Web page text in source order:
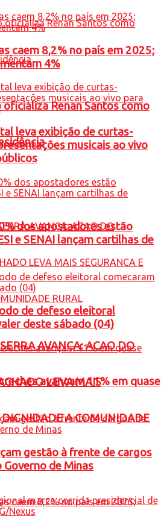
Renan Santos como
AVANÇA: ACAO DO
LEVA MAIS
DIGNIDADE A COMUNIDADE
caem 8,2% no país em 2025;
4%
leva exibição de curtas-
musicais ao vivo
dos apostadores estão
e SENAI lançam cartilhas de
de defeso eleitoral
deste sábado (04)
avançam 11% em quase
gestão à frente de cargos
Governo de Minas